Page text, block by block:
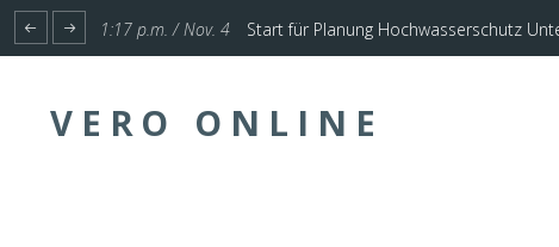
1:17 p.m. / Nov. 4 Start für Planung Hochwasserschutz
VERO ONLINE